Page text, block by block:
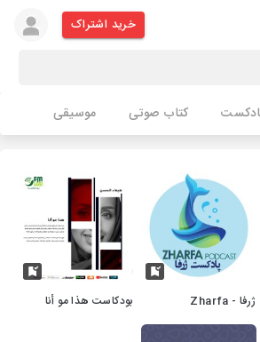
خرید اشتراک
کتاب صوتی موسیقی
ژرفا - Zharfa بودكاست هذا مو أنا